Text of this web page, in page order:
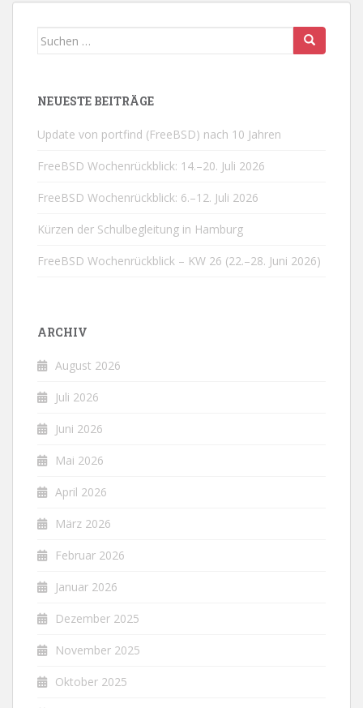
Suchen
NEUESTE BEITRÄGE
Update von portfind (FreeBSD) nach 10 Jahren
FreeBSD Wochenrückblick: 14.–20. Juli 2026
FreeBSD Wochenrückblick: 6.–12. Juli 2026
Kürzen der Schulbegleitung in Hamburg
FreeBSD Wochenrückblick – KW 26 (22.–28. Juni 2026)
ARCHIV
August 2026
Juli 2026
Juni 2026
Mai 2026
April 2026
März 2026
Februar 2026
Januar 2026
Dezember 2025
November 2025
Oktober 2025